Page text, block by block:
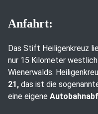
Anfahrt:
Das Stift Heiligenkreuz
nur 15 Kilometer
Wienerwalds.
21, das ist die
eine eigene